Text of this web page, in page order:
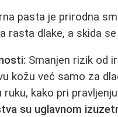
pasta je prirodna
rasta dlake, a skida
Smanjen rizik od
kožu već samo za
ruku, kako pri
su uglavnom